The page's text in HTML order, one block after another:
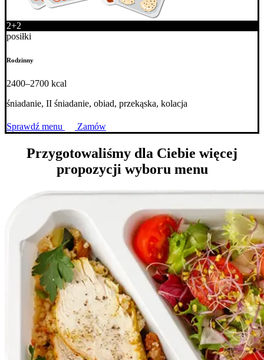
2+2
posiłki
Rodzinny
2400–2700 kcal
śniadanie, II śniadanie, obiad, przekąska, kolacja
Sprawdź menu Zamów
Przygotowaliśmy dla Ciebie więcej
propozycji wyboru menu